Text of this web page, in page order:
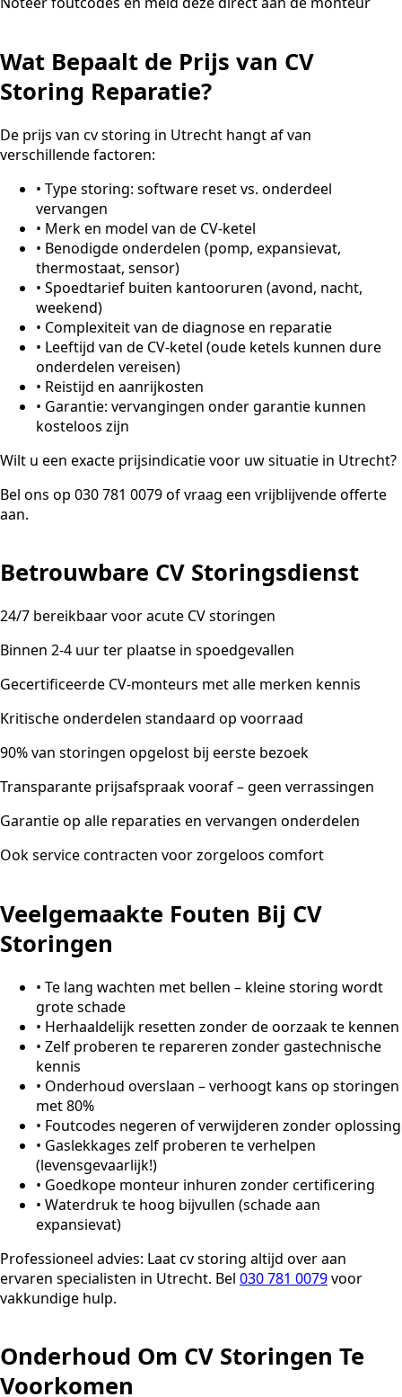
Wat Bepaalt de Prijs van CV
Storing Reparatie?
De prijs van cv storing in Utrecht hangt af van
verschillende factoren:
• Type storing: software reset vs. onderdeel
vervangen
• Merk en model van de CV-ketel
• Benodigde onderdelen (pomp, expansievat,
thermostaat, sensor)
• Spoedtarief buiten kantooruren (avond, nacht,
weekend)
• Complexiteit van de diagnose en reparatie
• Leeftijd van de CV-ketel (oude ketels kunnen dure
onderdelen vereisen)
• Reistijd en aanrijkosten
• Garantie: vervangingen onder garantie kunnen
kosteloos zijn
Wilt u een exacte prijsindicatie voor uw situatie in Utrecht?
Bel ons op 030 781 0079 of vraag een vrijblijvende offerte
aan.
Betrouwbare CV Storingsdienst
24/7 bereikbaar voor acute CV storingen
Binnen 2-4 uur ter plaatse in spoedgevallen
Gecertificeerde CV-monteurs met alle merken kennis
Kritische onderdelen standaard op voorraad
90% van storingen opgelost bij eerste bezoek
Transparante prijsafspraak vooraf – geen verrassingen
Garantie op alle reparaties en vervangen onderdelen
Ook service contracten voor zorgeloos comfort
Veelgemaakte Fouten Bij CV
Storingen
• Te lang wachten met bellen – kleine storing wordt
grote schade
• Herhaaldelijk resetten zonder de oorzaak te kennen
• Zelf proberen te repareren zonder gastechnische
kennis
• Onderhoud overslaan – verhoogt kans op storingen
met 80%
• Foutcodes negeren of verwijderen zonder oplossing
• Gaslekkages zelf proberen te verhelpen
(levensgevaarlijk!)
• Goedkope monteur inhuren zonder certificering
• Waterdruk te hoog bijvullen (schade aan
expansievat)
Professioneel advies: Laat cv storing altijd over aan
ervaren specialisten in Utrecht. Bel 030 781 0079voor
vakkundige hulp.
Onderhoud Om CV Storingen Te
Voorkomen